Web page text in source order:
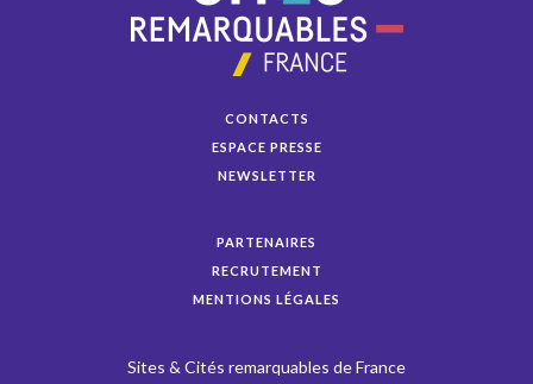
CONTACTS
ESPACE PRESSE
NEWSLETTER
PARTENAIRES
RECRUTEMENT
MENTIONS LÉGALES
Sites & Cités remarquables de France